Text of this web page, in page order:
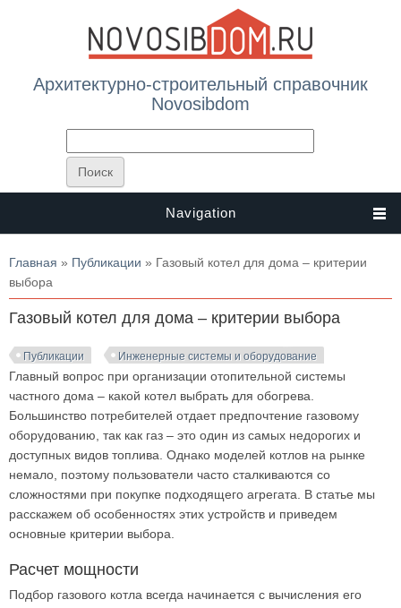
Архитектурно-строительный справочник
Novosibdom
Navigation
Вы здесь
Главная » Публикации » Газовый котел для дома – критерии
выбора
Газовый котел для дома – критерии выбора
Публикации Инженерные системы и оборудование
Главный вопрос при организации отопительной системы
частного дома – какой котел выбрать для обогрева.
Большинство потребителей отдает предпочтение газовому
оборудованию, так как газ – это один из самых недорогих и
доступных видов топлива. Однако моделей котлов на рынке
немало, поэтому пользователи часто сталкиваются со
сложностями при покупке подходящего агрегата. В статье мы
расскажем об особенностях этих устройств и приведем
основные критерии выбора.
Расчет мощности
Подбор газового котла всегда начинается с вычисления его